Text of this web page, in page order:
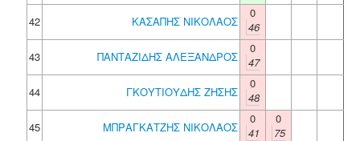
42
ΚΑΣΑΠΗΣ ΝΙΚΟΛΑΟΣ
0
46
43
ΠΑΝΤΑΖΙΔΗΣ ΑΛΕΞΑΝΔΡΟΣ
0
47
44
ΓΚΟΥΤΙΟΥΔΗΣ ΖΗΣΗΣ
0
48
45
ΜΠΡΑΓΚΑΤΖΗΣ ΝΙΚΟΛΑΟΣ
0
41
0
75